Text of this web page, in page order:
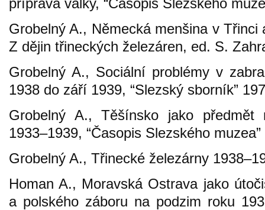
příprava války, “Časopis Slezského
Grobelný A., Německá menšina v
Z dějin třineckých železáren, ed. S.
Grobelný A., Sociální problémy v
1938 do září 1939, “Slezský sborník”
Grobelný A., Těšínsko jako předmět
1933–1939, “Časopis Slezského
Grobelný A., Třinecké železárny
Homan A., Moravská Ostrava jako
a polského záboru na podzim roku